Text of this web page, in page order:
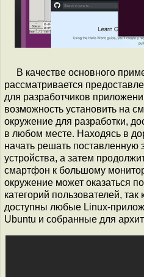
В качестве основного
рассматривается
для разработчиков
возможность установить на
окружение для разработки,
в любом месте. Находясь в
начать решать поставленную
устройства, а затем
смартфон к большому
окружение может оказаться
категорий пользователей, так
доступны любые Linux-
Ubuntu и собранные для